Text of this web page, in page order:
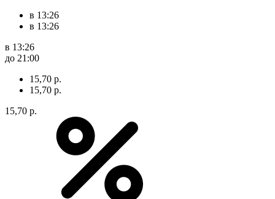
в 13:26
в 13:26
в 13:26
до 21:00
15,70 р.
15,70 р.
15,70 р.